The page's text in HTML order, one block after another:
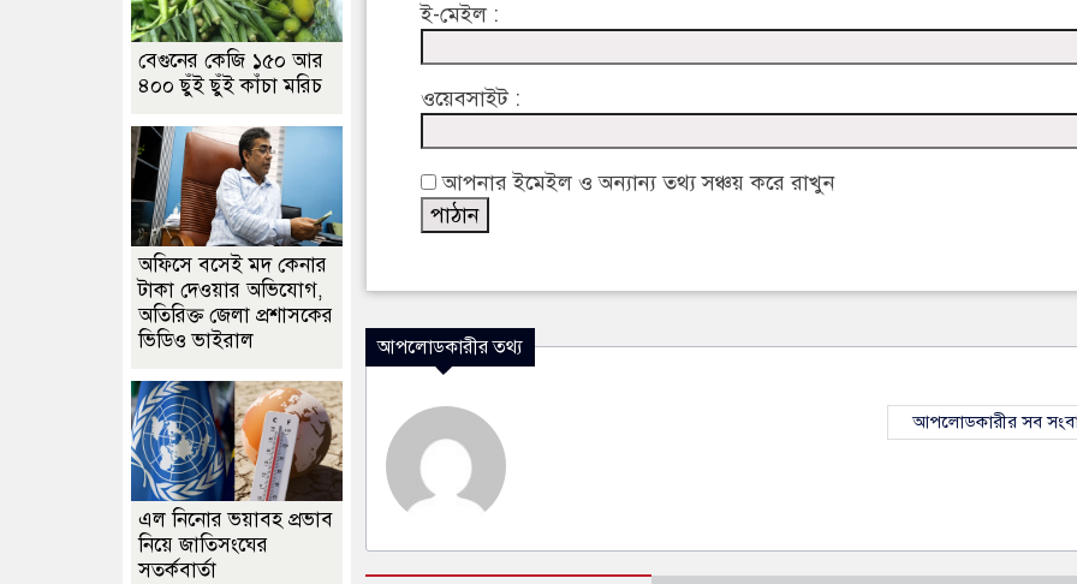
ই-মেইল :
ওয়েবসাইট :
আপনার ইমেইল ও অন্যান্য তথ্য সঞ্চয় করে রাখুন
আপলোডকারীর তথ্য
আপলোডকারীর সব
বেগুনের কেজি ১৫০ আর
৪০০ ছুঁই ছুঁই কাঁচা মরিচ
অফিসে বসেই মদ কেনার
টাকা দেওয়ার অভিযোগ,
অতিরিক্ত জেলা প্রশাসকের
ভিডিও ভাইরাল
এল নিনোর ভয়াবহ প্রভাব
নিয়ে জাতিসংঘের
সতর্কবার্তা